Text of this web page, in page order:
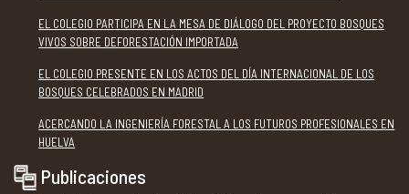
EL COLEGIO PARTICIPA EN LA MESA DE DIÁLOGO DEL PROYECTO BOSQUES
VIVOS SOBRE DEFORESTACIÓN IMPORTADA
EL COLEGIO PRESENTE EN LOS ACTOS DEL DÍA INTERNACIONAL DE LOS
BOSQUES CELEBRADOS EN MADRID
ACERCANDO LA INGENIERÍA FORESTAL A LOS FUTUROS PROFESIONALES EN
HUELVA
Publicaciones